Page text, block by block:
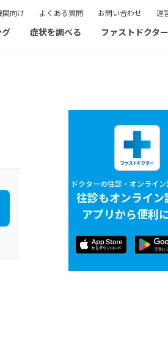
関向け よくある質問 お問い合わせ 運
症状を調べる ファストドクタ
ドクターの往診・オンライ
往診もオンライン
アプリから便利